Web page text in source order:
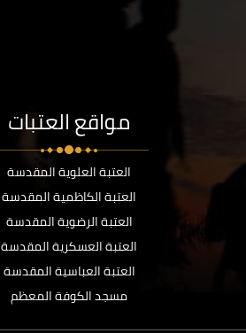
مواقع العتبات
العتبة العلوية المقدسة
العتبة الكاظمية المقدسة
العتبة الرضوية المقدسة
العتبة العسكرية المقدسة
العتبة العباسية المقدسة
مسجد الكوفة المعظم